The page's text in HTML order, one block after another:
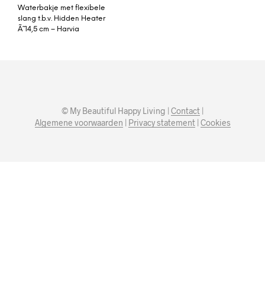
Waterbakje met flexibele
slang t.b.v. Hidden Heater
Ã˜ 14,5 cm – Harvia
© My Beautiful Happy Living | Contact |
Algemene voorwaarden | Privacy statement| Cookies